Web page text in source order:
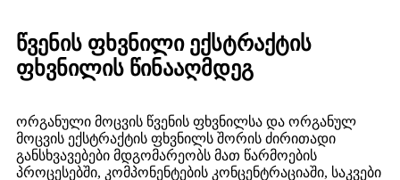
წვენის ფხვნილი ექსტრაქტის
ფხვნილის წინააღმდეგ
ორგანული მოცვის წვენის ფხვნილსა და ორგანულ
მოცვის ექსტრაქტის ფხვნილს შორის ძირითადი
განსხვავებები მდგომარეობს მათ წარმოების
პროცესებში, კომპონენტების კონცენტრაციაში, საკვები